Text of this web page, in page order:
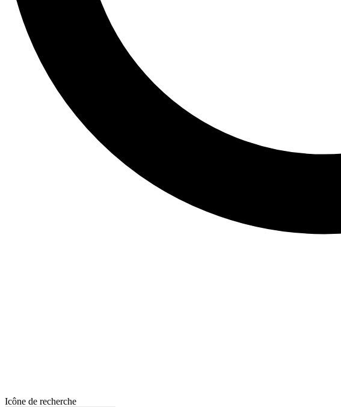
Icône de recherche